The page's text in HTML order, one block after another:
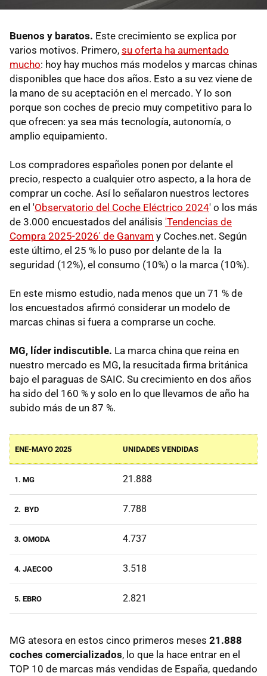
Buenos y baratos. Este crecimiento se explica por
varios motivos. Primero, su oferta ha aumentado
mucho: hoy hay muchos más modelos y marcas chinas
disponibles que hace dos años. Esto a su vez viene de
la mano de su aceptación en el mercado. Y lo son
porque son coches de precio muy competitivo para lo
que ofrecen: ya sea más tecnología, autonomía, o
amplio equipamiento.
Los compradores españoles ponen por delante el
precio, respecto a cualquier otro aspecto, a la hora de
comprar un coche. Así lo señalaron nuestros lectores
en el 'Observatorio del Coche Eléctrico 2024' o los más
de 3.000 encuestados del análisis 'Tendencias de
Compra 2025-2026' de Ganvam y Coches.net. Según
este último, el 25 % lo puso por delante de la la
seguridad (12%), el consumo (10%) o la marca (10%).
En este mismo estudio, nada menos que un 71 % de
los encuestados afirmó considerar un modelo de
marcas chinas si fuera a comprarse un coche.
MG, líder indiscutible. La marca china que reina en
nuestro mercado es MG, la resucitada firma británica
bajo el paraguas de SAIC. Su crecimiento en dos años
ha sido del 160 % y solo en lo que llevamos de año ha
subido más de un 87 %.
ENE-MAYO 2025 UNIDADES VENDIDAS
1. MG 21.888
2. BYD 7.788
3. OMODA 4.737
4. JAECOO 3.518
5. EBRO 2.821
MG atesora en estos cinco primeros meses 21.888
coches comercializados, lo que la hace entrar en el
TOP 10 de marcas más vendidas de España, quedando